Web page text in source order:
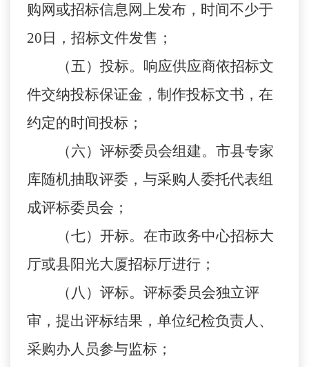
购网或招标信息网上发布，时间不少于
20日，招标文件发售；
（五）投标。响应供应商依招标文
件交纳投标保证金，制作投标文书，在
约定的时间投标；
（六）评标委员会组建。市县专家
库随机抽取评委，与采购人委托代表组
成评标委员会；
（七）开标。在市政务中心招标大
厅或县阳光大厦招标厅进行；
（八）评标。评标委员会独立评
审，提出评标结果，单位纪检负责人、
采购办人员参与监标；